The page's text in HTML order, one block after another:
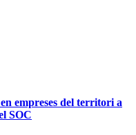
empreses del territori a
SOC